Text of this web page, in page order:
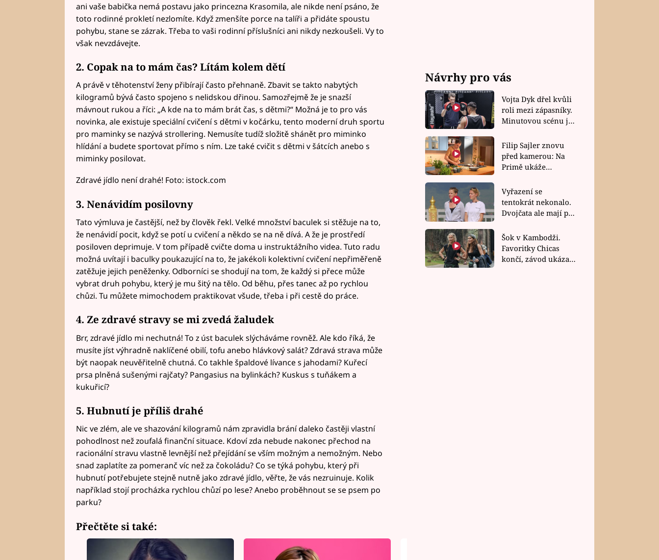
ani vaše babička nemá postavu jako princezna Krasomila, ale nikde není psáno, že
toto rodinné prokletí nezlomíte. Když zmenšíte porce na talíři a přidáte spoustu
pohybu, stane se zázrak. Třeba to vaši rodinní příslušníci ani nikdy nezkoušeli. Vy to
však nevzdávejte.
2. Copak na to mám čas? Lítám kolem dětí
A právě v těhotenství ženy přibírají často přehnaně. Zbavit se takto nabytých
kilogramů bývá často spojeno s nelidskou dřinou. Samozřejmě že je snazší
mávnout rukou a říci: „A kde na to mám brát čas, s dětmi?“ Možná je to pro vás
novinka, ale existuje speciální cvičení s dětmi v kočárku, tento moderní druh sportu
pro maminky se nazývá strollering. Nemusíte tudíž složitě shánět pro miminko
hlídání a budete sportovat přímo s ním. Lze také cvičit s dětmi v šátcích anebo s
miminky posilovat.
Zdravé jídlo není drahé! Foto: istock.com
3. Nenávidím posilovny
Tato výmluva je častější, než by člověk řekl. Velké množství baculek si stěžuje na to,
že nenávidí pocit, když se potí u cvičení a někdo se na ně dívá. A že je prostředí
posiloven deprimuje. V tom případě cvičte doma u instruktážního videa. Tuto radu
možná uvítají i baculky poukazující na to, že jakékoli kolektivní cvičení nepřiměřeně
zatěžuje jejich peněženky. Odborníci se shodují na tom, že každý si přece může
vybrat druh pohybu, který je mu šitý na tělo. Od běhu, přes tanec až po rychlou
chůzi. Tu můžete mimochodem praktikovat všude, třeba i při cestě do práce.
4. Ze zdravé stravy se mi zvedá žaludek
Brr, zdravé jídlo mi nechutná! To z úst baculek slýcháváme rovněž. Ale kdo říká, že
musíte jíst výhradně naklíčené obilí, tofu anebo hlávkový salát? Zdravá strava může
být naopak neuvěřitelně chutná. Co takhle špaldové lívance s jahodami? Kuřecí
prsa plněná sušenými rajčaty? Pangasius na bylinkách? Kuskus s tuňákem a
kukuřicí?
5. Hubnutí je příliš drahé
Nic ve zlém, ale ve shazování kilogramů nám zpravidla brání daleko častěji vlastní
pohodlnost než zoufalá finanční situace. Kdoví zda nebude nakonec přechod na
racionální stravu vlastně levnější než přejídání se vším možným a nemožným. Nebo
snad zaplatíte za pomeranč víc než za čokoládu? Co se týká pohybu, který při
hubnutí potřebujete stejně nutně jako zdravé jídlo, věřte, že vás nezruinuje. Kolik
například stojí procházka rychlou chůzí po lese? Anebo proběhnout se se psem po
parku?
Přečtěte si také:
Návrhy pro vás
Vojta Dyk dřel kvůli
roli mezi zápasníky.
Minutovou scénu jel
Filip Sajler znovu
před kamerou: Na
Primě ukáže
rychlé recepty
Vyřazení se
tentokrát nekonalo.
Dvojčata ale mají po
závodu nůž na krku
Šok v Kambodži.
Favoritky Chicas
končí, závod ukázal